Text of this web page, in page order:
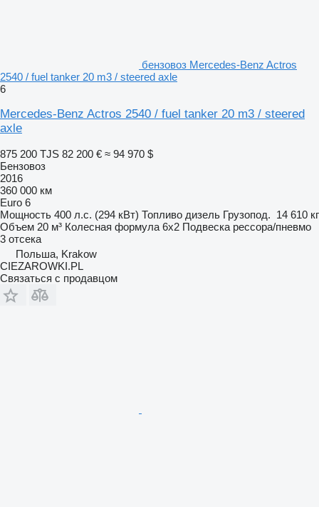
бензовоз Mercedes-Benz Actros
2540 / fuel tanker 20 m3 / steered axle
6
Mercedes-Benz Actros 2540 / fuel tanker 20 m3 / steered
axle
875 200 TJS 82 200 € ≈ 94 970 $
Бензовоз
2016
360 000 км
Euro 6
Мощность 400 л.с. (294 кВт) Топливо дизель Грузопод. 14 610 кг
Объем 20 м³ Колесная формула 6x2 Подвеска рессора/пневмо
3 отсека
Польша, Krakow
CIEZAROWKI.PL
Связаться с продавцом